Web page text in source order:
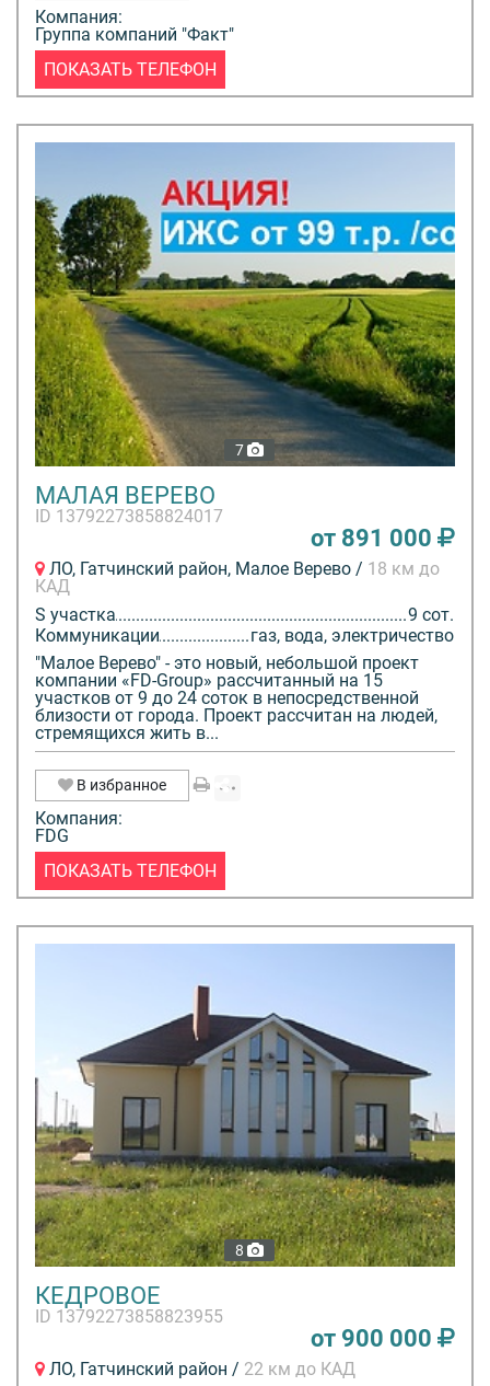
Компания:
Группа компаний "Факт"
ПОКАЗАТЬ ТЕЛЕФОН
7
МАЛАЯ ВЕРЕВО
ID 13792273858824017
от 891 000
ЛО, Гатчинский район, Малое Верево / 18 км до
КАД
S участка
9 сот.
Коммуникации
газ, вода, электричество
"Малое Верево" - это новый, небольшой проект
компании «FD-Group» рассчитанный на 15
участков от 9 до 24 соток в непосредственной
близости от города. Проект рассчитан на людей,
стремящихся жить в...
В избранное
Компания:
FDG
ПОКАЗАТЬ ТЕЛЕФОН
8
КЕДРОВОЕ
ID 13792273858823955
от 900 000
ЛО, Гатчинский район / 22 км до КАД